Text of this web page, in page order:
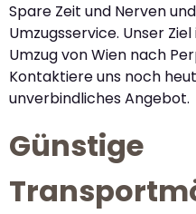
Spare Zeit und Nerven
Umzugsservice. Unser
Umzug von Wien nach
Kontaktiere uns noch
unverbindliches Angebot.
Günstige